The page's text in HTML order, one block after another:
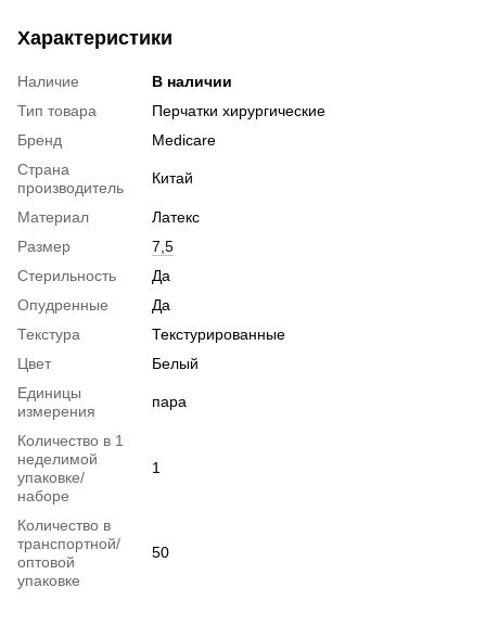
Характеристики
Наличие
В наличии
Тип товара
Перчатки хирургические
Бренд
Medicare
Страна
производитель
Китай
Материал
Латекс
Размер
7,5
Стерильность
Да
Опудренные
Да
Текстура
Текстурированные
Цвет
Белый
Единицы
измерения
пара
Количество в 1
неделимой
упаковке/
наборе
1
Количество в
транспортной/
оптовой
упаковке
50